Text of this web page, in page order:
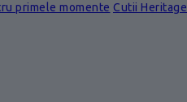
primele momente Cutii Heritage